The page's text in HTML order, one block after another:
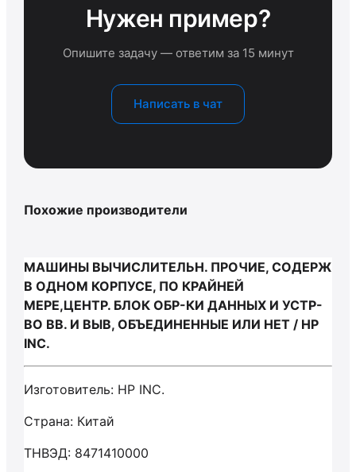
Нужен пример?
Опишите задачу — ответим за 15 минут
Написать в чат
Похожие производители
МАШИНЫ ВЫЧИСЛИТЕЛЬН. ПРОЧИЕ, СОДЕРЖ
В ОДНОМ КОРПУСЕ, ПО КРАЙНЕЙ
МЕРЕ,ЦЕНТР. БЛОК ОБР-КИ ДАННЫХ И УСТР-
ВО ВВ. И ВЫВ, ОБЪЕДИНЕННЫЕ ИЛИ НЕТ / HP
INC.
Изготовитель: HP INC.
Страна: Китай
ТНВЭД: 8471410000